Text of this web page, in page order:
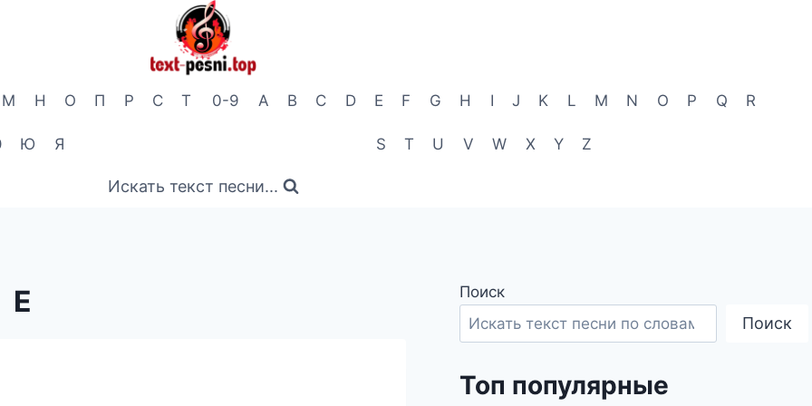
М Н О П Р С Т
Ю Я
0-9 A B C D E F G H I J K L M N O P Q R
S T U V W X Y Z
Искать текст песни...
Е Поиск
Поиск
Топ популярные